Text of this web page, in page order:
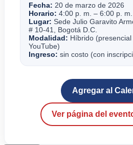
Fecha: 20 de marzo de 2026
Horario: 4:00 p. m. – 6:00 p.
Lugar: Sede Julio Garavito
# 10-41, Bogotá D.C.
Modalidad: Híbrido
YouTube)
Ingreso: sin costo (con
Agregar al
Ver página del